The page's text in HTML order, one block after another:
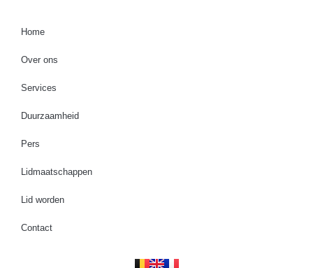
Home
Over ons
Services
Duurzaamheid
Pers
Lidmaatschappen
Lid worden
Contact